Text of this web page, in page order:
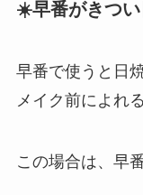
☀️早番がきつい
早番で使うと日
メイク前によれ
この場合は、早